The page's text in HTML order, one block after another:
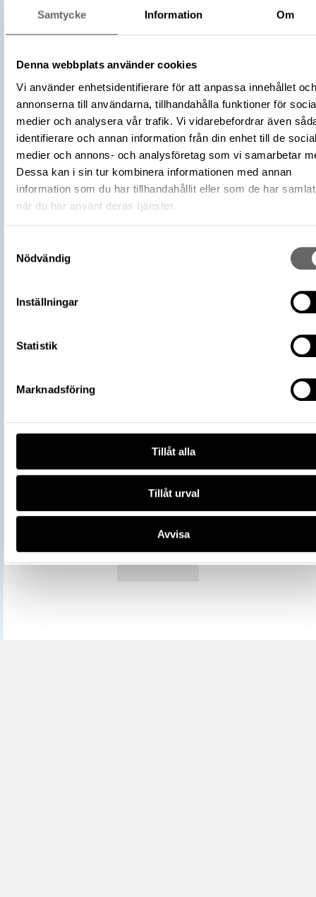
Samtycke Information Om
Denna webbplats använder cookies
Vi använder enhetsidentifierare för att anpassa innehållet och
annonserna till användarna, tillhandahålla funktioner för
medier och analysera vår trafik. Vi vidarebefordrar även
identifierare och annan information från din enhet till de
medier och annons- och analysföretag som vi samarbetar
Dessa kan i sin tur kombinera informationen med annan
information som du har tillhandahållit eller som de har
när du har använt deras tjänster.
Nödvändig
Inställningar
Statistik
Marknadsföring
Tillåt alla
Tillåt urval
Avvisa
Datering
1016 – 1047
Tillverkningsplats
Tysk-romerska riket
Trier
Tillverkare Poppo(Myntherre)
Föremålsnummer
3008446
Andra nummer
Undernummer: 50
Litteratur
Die deutschen Münzen der
fränkischen Kaiserzeit , 1876-1905,
(Dannenberg, Hermann)
Förvärvsnummer
102449
Plats: Lilla Klintegårde, Fastighet: Lilla
Kommun: Gotland kommun, Landskap:
Del av
URI
https://samlingar.shm.se/object/
801A-4881-9EC9-87D612421559
Kopiera URI
All textinformation (metadata) på denna sida är fri att använda
Mer information om licenser hos Statens historiska museer.